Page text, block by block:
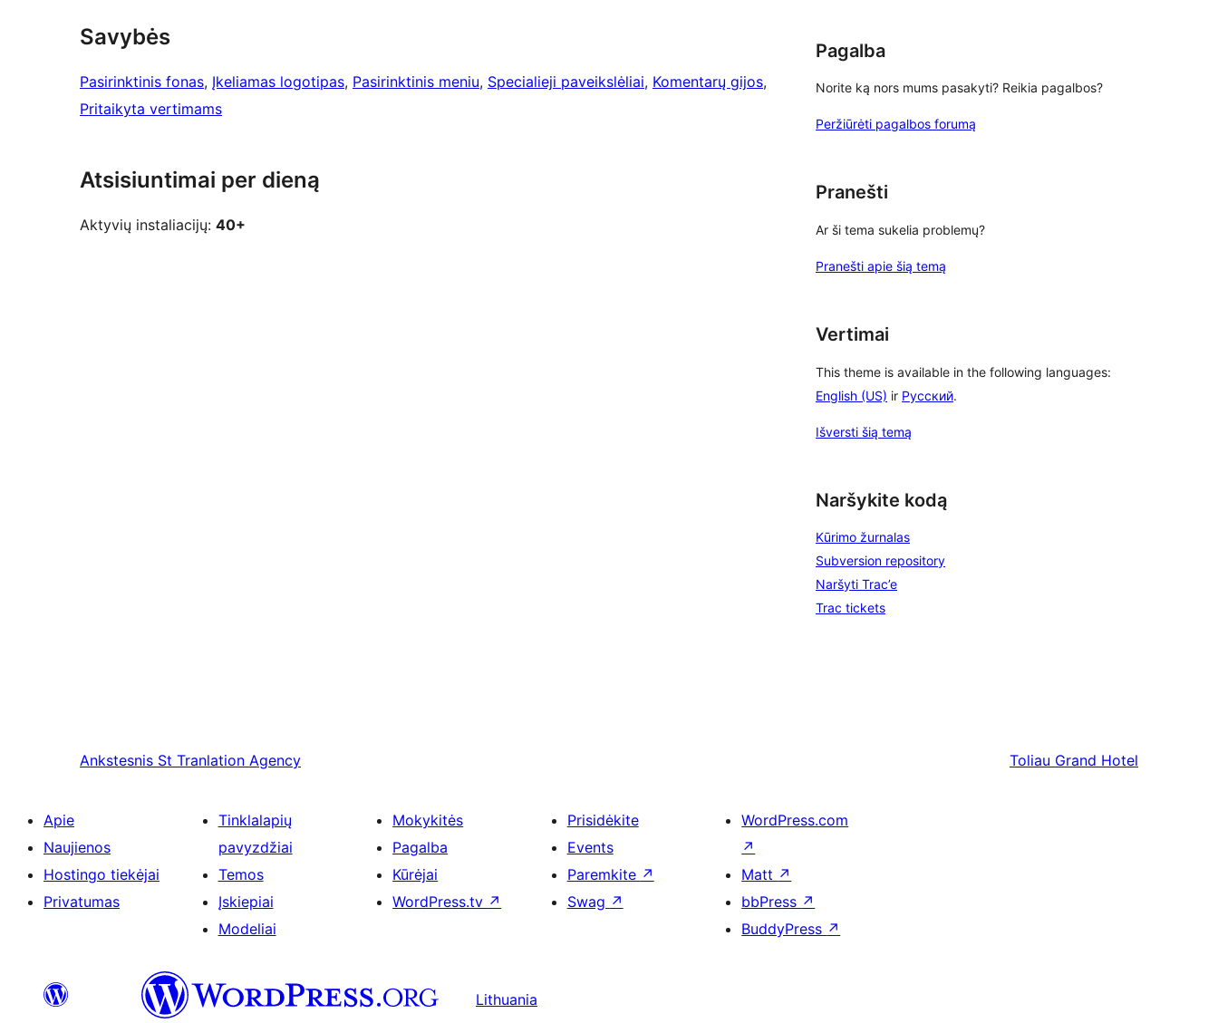
Savybės
Pasirinktinis fonas, Įkeliamas logotipas, Pasirinktinis meniu, Specialieji paveikslėliai, Komentarų gijos
Pritaikyta vertimams
Atsisiuntimai per dieną
Aktyvių instaliacijų: 40+
Pagalba
Norite ką nors mums pasakyti? Reikia pagalbos?
Peržiūrėti pagalbos forumą
Pranešti
Ar ši tema sukelia problemų?
Pranešti apie šią temą
Vertimai
This theme is available in the following languages:
English (US) ir Русский.
Išversti šią temą
Naršykite kodą
Kūrimo žurnalas
Subversion repository
Naršyti Trac’e
Trac tickets
Ankstesnis St Tranlation Agency Toliau Grand Hotel
Apie
Naujienos
Hostingo tiekėjai
Privatumas
Tinklalapių
pavyzdžiai
Temos
Įskiepiai
Modeliai
Mokykitės
Pagalba
Kūrėjai
WordPress.tv ↗
Prisidėkite
Events
Paremkite ↗
Swag ↗
WordPress.com
↗
Matt ↗
bbPress ↗
BuddyPress ↗
Lithuania